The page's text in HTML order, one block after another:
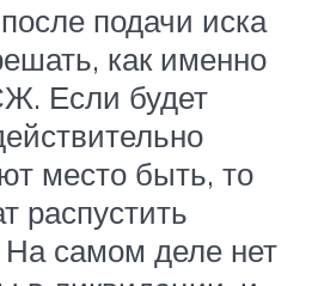
подачи иска
как именно
Если будет
место быть, то
распустить
самом деле нет